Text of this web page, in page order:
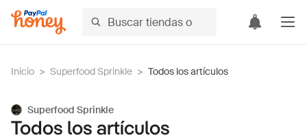
Inicio > Superfood Sprinkle > Todos los artículos
Superfood Sprinkle
Todos los artículos